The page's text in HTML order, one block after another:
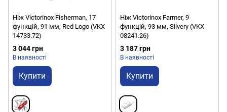
Ніж Victorinox Fisherman, 17
функцій, 91 мм, Red Logo (VKX
14733.72)
3 044 грн
В наявності
Купити
Ніж Victorinox Farmer, 9
функцій, 93 мм, Silvery (VKX
08241.26)
3 187 грн
В наявності
Купити